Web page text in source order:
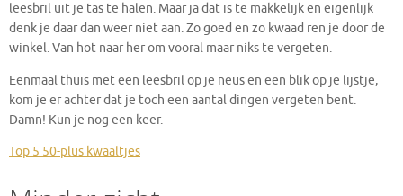
leesbril uit je tas te halen. Maar ja dat is te makkelijk en eigenlijk
denk je daar dan weer niet aan. Zo goed en zo kwaad ren je door de
winkel. Van hot naar her om vooral maar niks te vergeten.
Eenmaal thuis met een leesbril op je neus en een blik op je lijstje,
kom je er achter dat je toch een aantal dingen vergeten bent.
Damn! Kun je nog een keer.
Top 5 50-plus kwaaltjes